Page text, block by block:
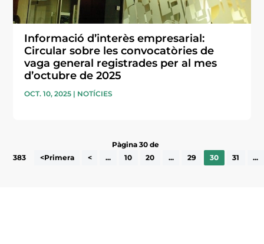
Informació d’interès empresarial:
Circular sobre les convocatòries de
vaga general registrades per al mes
d’octubre de 2025
OCT. 10, 2025 | NOTÍCIES
Pàgina 30 de
383
<Primera < ... 10 20 ... 29 30 31 ...